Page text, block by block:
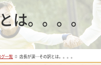
は。。。。
グ一覧 店長が涙…その訳とは。。。。